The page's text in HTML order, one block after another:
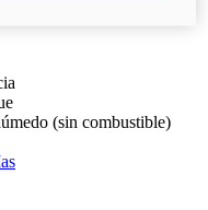
(sin combustible)